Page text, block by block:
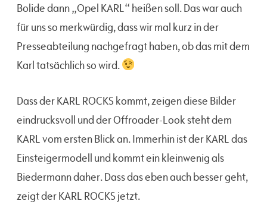
Bolide dann „Opel KARL“ heißen soll. Das war auch
für uns so merkwürdig, dass wir mal kurz in der
Presseabteilung nachgefragt haben, ob das mit dem
Karl tatsächlich so wird.
Dass der KARL ROCKS kommt, zeigen diese Bilder
eindrucksvoll und der Offroader-Look steht dem
KARL vom ersten Blick an. Immerhin ist der KARL das
Einsteigermodell und kommt ein kleinwenig als
Biedermann daher. Dass das eben auch besser geht,
zeigt der KARL ROCKS jetzt.